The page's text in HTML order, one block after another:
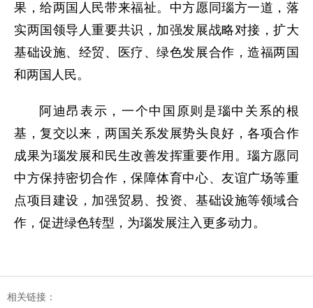
果，给两国人民带来福祉。中方愿同瑙方一道，落
实两国领导人重要共识，加强发展战略对接，扩大
基础设施、经贸、医疗、绿色发展合作，造福两国
和两国人民。
阿迪昂表示，一个中国原则是瑙中关系的根
基，复交以来，两国关系发展势头良好，各项合作
成果为瑙发展和民生改善发挥重要作用。瑙方愿同
中方保持密切合作，保障体育中心、友谊广场等重
点项目建设，加强贸易、投资、基础设施等领域合
作，促进绿色转型，为瑙发展注入更多动力。
相关链接：